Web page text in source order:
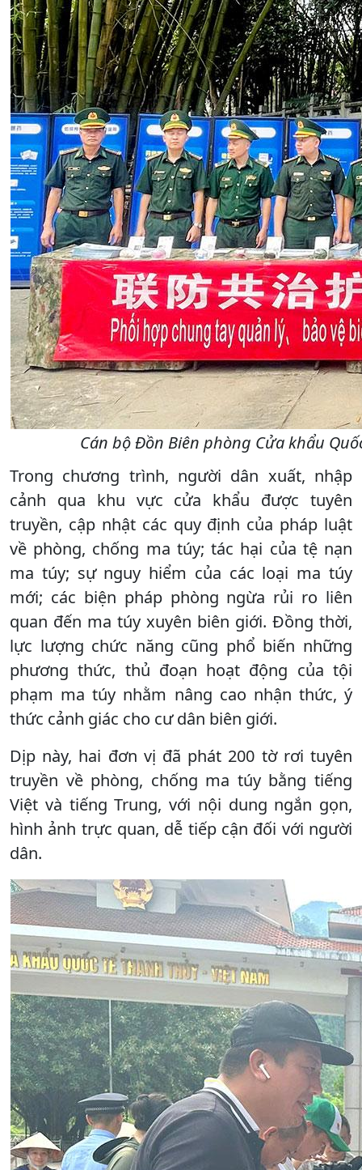
Cán bộ Đồn Biên phòng Cửa khẩu
Trong chương trình, người dân xuất, nhập
cảnh qua khu vực cửa khẩu được tuyên
truyền, cập nhật các quy định của pháp luật
về phòng, chống ma túy; tác hại của tệ nạn
ma túy; sự nguy hiểm của các loại ma túy
mới; các biện pháp phòng ngừa rủi ro liên
quan đến ma túy xuyên biên giới. Đồng thời,
lực lượng chức năng cũng phổ biến những
phương thức, thủ đoạn hoạt động của tội
phạm ma túy nhằm nâng cao nhận thức, ý
thức cảnh giác cho cư dân biên giới.
Dịp này, hai đơn vị đã phát 200 tờ rơi tuyên
truyền về phòng, chống ma túy bằng tiếng
Việt và tiếng Trung, với nội dung ngắn gọn,
hình ảnh trực quan, dễ tiếp cận đối với người
dân.